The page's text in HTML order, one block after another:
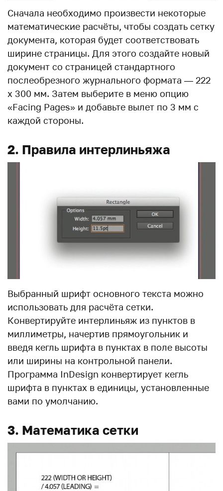
Сначала необходимо произвести некоторые
математические расчёты, чтобы создать сетку
документа, которая будет соответствовать
ширине страницы. Для этого создайте новый
документ со страницей стандартного
послеобрезного журнального формата — 222
х 300 мм. Затем выберите в меню опцию
«Facing Pages» и добавьте вылет по 3 мм с
каждой стороны.
2. Правила интерлиньяжа
Выбранный шрифт основного текста можно
использовать для расчёта сетки.
Конвертируйте интерлиньяж из пунктов в
миллиметры, начертив прямоугольник и
введя кегль шрифта в пунктах в поле высоты
или ширины на контрольной панели.
Программа InDesign конвертирует кегль
шрифта в пунктах в единицы, установленные
вами по умолчанию.
3. Математика сетки